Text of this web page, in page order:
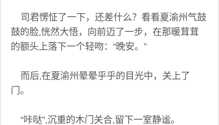
司君愣怔了一下，还差什么？看看夏渝州气鼓
鼓的脸,恍然大悟，向前迈了一步，在那暖茸茸
的额头上落下一个轻吻：“晚安。”
而后,在夏渝州晕晕乎乎的目光中，关上了
门。
“咔哒”,沉重的木门关合,留下一室静谧。